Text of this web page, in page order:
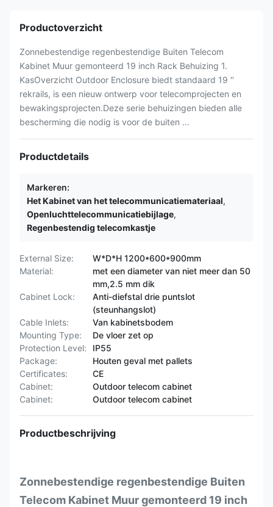
Productoverzicht
Zonnebestendige regenbestendige Buiten Telecom
Kabinet Muur gemonteerd 19 inch Rack Behuizing 1.
KasOverzicht Outdoor Enclosure biedt standaard 19 ′′
rekrails, is een nieuw ontwerp voor telecomprojecten en
bewakingsprojecten.Deze serie behuizingen bieden alle
bescherming die nodig is voor de buiten ...
Productdetails
Markeren:
Het Kabinet van het telecommunicatiemateriaal,
Openluchttelecommunicatiebijlage,
Regenbestendig telecomkastje
External Size:
W*D*H 1200*600*900mm
Material:
met een diameter van niet meer dan 50
mm,2.5 mm dik
Cabinet Lock:
Anti-diefstal drie puntslot
(steunhangslot)
Cable Inlets:
Van kabinetsbodem
Mounting Type:
De vloer zet op
Protection Level:
IP55
Package:
Houten geval met pallets
Certificates:
CE
Cabinet:
Outdoor telecom cabinet
Cabinet:
Outdoor telecom cabinet
Productbeschrijving
Zonnebestendige regenbestendige Buiten
Telecom Kabinet Muur gemonteerd 19 inch